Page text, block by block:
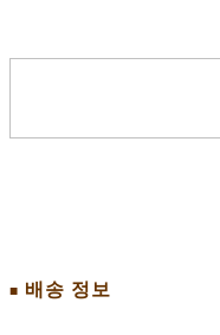
■ 배송 정보